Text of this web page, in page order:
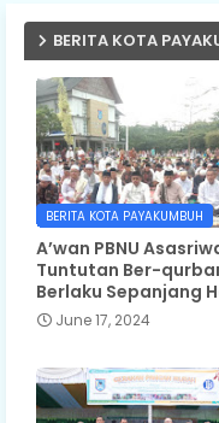
BERITA KOTA
BERITA KOTA PAYAKUMBUH
A’wan PBNU
Tuntutan Ber-
Berlaku Sepanjang
June 17, 2024